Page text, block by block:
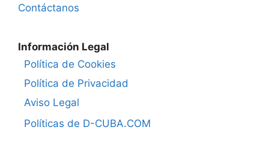
Contáctanos
Información Legal
Política de Cookies
Política de Privacidad
Aviso Legal
Políticas de D-CUBA.COM